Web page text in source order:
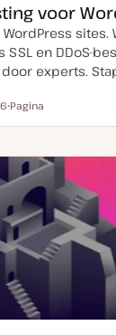
voor
sites.
SSL en DDoS-
experts.
o
t
p
Pagina